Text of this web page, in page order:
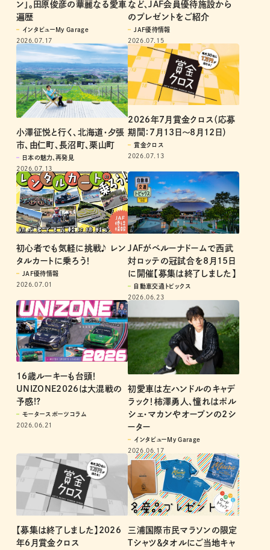
ン」。田原俊彦の華麗なる愛車
遍歴
インタビューMy Garage
2026.07.17
など、JAF会員優待施設から
のプレゼントをご紹介
JAF優待情報
2026.07.15
小澤征悦と行く、北海道・夕張
市、由仁町、長沼町、栗山町
日本の魅力、再発見
2026.07.13
2026年7月賞金クロス（応募
期間：7月13日～8月12日）
賞金クロス
2026.07.13
初心者でも気軽に挑戦♪ レン
タルカートに乗ろう！
JAF優待情報
2026.07.01
JAFがベルーナドームで西武
対ロッテの冠試合を8月15日
に開催【募集は終了しました】
自動車交通トピックス
2026.06.23
16歳ルーキーも台頭！
UNIZONE2026は大混戦の
予感!?
モータースポーツコラム
2026.06.21
初愛車は左ハンドルのキャデ
ラック！柿澤勇人、憧れはポル
シェ・マカンやオープンの2シ
ーター
インタビューMy Garage
2026.06.17
【募集は終了しました】2026
年6月賞金クロス
三浦国際市民マラソンの限定
Tシャツ＆タオルにご当地キャ